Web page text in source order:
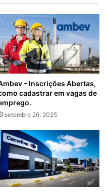
– Inscrições Abertas,
cadastrar em vagas de
setembro 26, 2025